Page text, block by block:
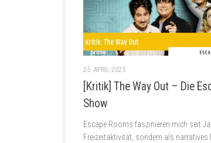
25. APRIL 2025
[Kritik] The Way Out – Die
Show
Escape Rooms faszinieren mich seit
Freizeitaktivität, sondern als narratives